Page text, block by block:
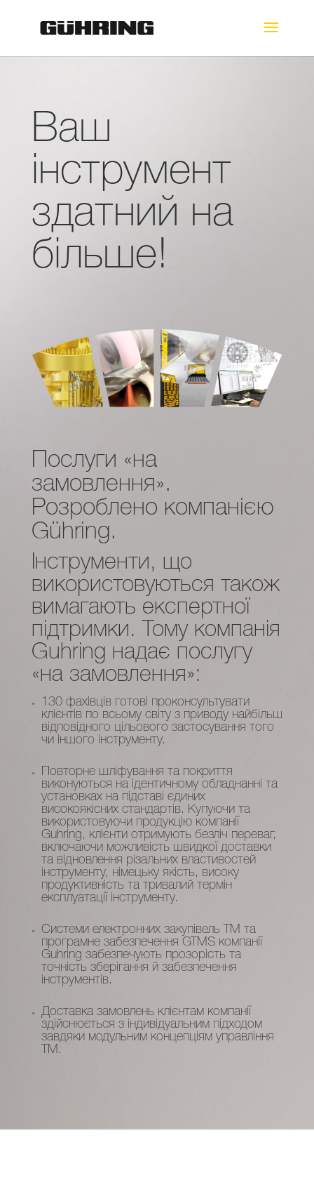
Ваш
інструмент
здатний на
більше!
Послуги «на
замовлення».
Розроблено компанією
Gühring.
Інструменти, що
використовуються також
вимагають експертної
підтримки. Тому компанія
Guhring надає послугу
«на замовлення»:
130 фахівців готові проконсультувати
клієнтів по всьому світу з приводу найбільш
відповідного цільового застосування того
чи іншого інструменту.
Повторне шліфування та покриття
виконуються на ідентичному обладнанні та
установках на підставі єдиних
високоякісних стандартів. Купуючи та
використовуючи продукцію компанії
Guhring, клієнти отримують безліч переваг,
включаючи можливість швидкої доставки
та відновлення різальних властивостей
інструменту, німецьку якість, високу
продуктивність та тривалий термін
експлуатації інструменту.
Системи електронних закупівель TM та
програмне забезпечення GTMS компанії
Guhring забезпечують прозорість та
точність зберігання й забезпечення
інструментів.
Доставка замовлень клієнтам компанії
здійснюється з індивідуальним підходом
завдяки модульним концепціям управління
TM.